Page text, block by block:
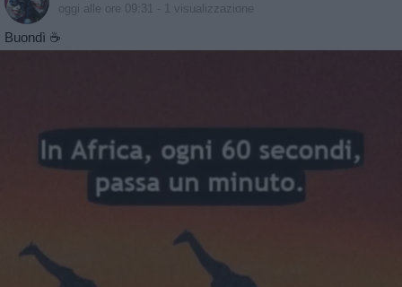
oggi alle ore 09:31 - 1 visualizzazione
Buondì ☕